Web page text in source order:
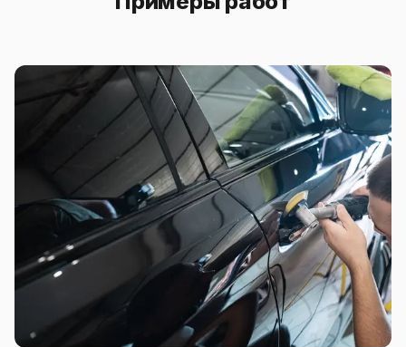
До